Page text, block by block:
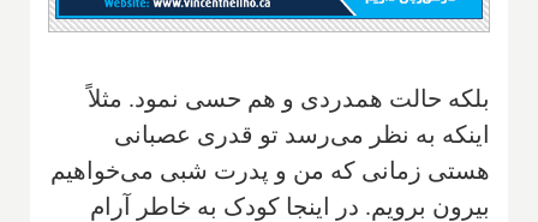
بلکه حالت همدردی و هم حسی نمود. مثلاً
اینکه به نظر می‌رسد‌ تو قدری عصبانی
هستی زمانی که من و پدرت شبی می‌خواهیم
بیرون برویم. در اینجا کودک به خاطر آرام